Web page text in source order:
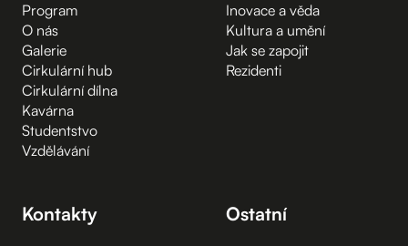
Program
O nás
Galerie
Cirkulární hub
Cirkulární dílna
Kavárna
Studentstvo
Vzdělávání
Inovace a věda
Kultura a umění
Jak se zapojit
Rezidenti
Kontakty Ostatní